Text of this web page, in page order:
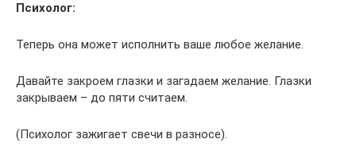
Психолог:
Теперь она может исполнить ваше любое желание.
Давайте закроем глазки и загадаем желание. Глазки
закрываем – до пяти считаем.
(Психолог зажигает свечи в разносе).